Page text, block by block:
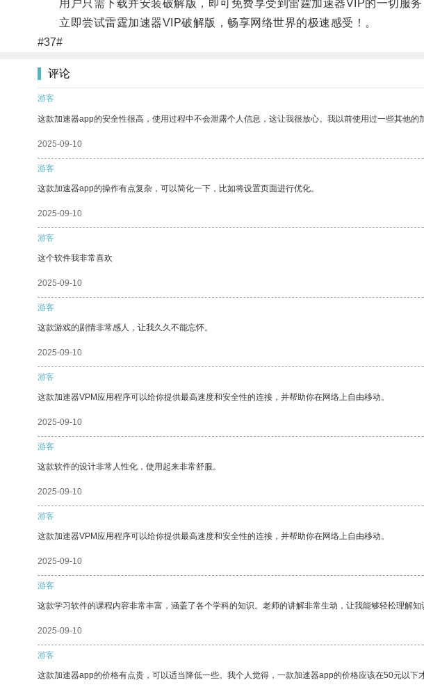
用户只需下载并安装破解版，即可免费享受到雷霆加速器VIP的一切服务
立即尝试雷霆加速器VIP破解版，畅享网络世界的极速感受！。
#37#
评论
游客
这款加速器app的安全性很高，使用过程中不会泄露个人信息，这让我很放心。我以前使用过一些其他的
2025-09-10
游客
这款加速器app的操作有点复杂，可以简化一下，比如将设置页面进行优化。
2025-09-10
游客
这个软件我非常喜欢
2025-09-10
游客
这款游戏的剧情非常感人，让我久久不能忘怀。
2025-09-10
游客
这款加速器VPM应用程序可以给你提供最高速度和安全性的连接，并帮助你在网络上自由移动。
2025-09-10
游客
这款软件的设计非常人性化，使用起来非常舒服。
2025-09-10
游客
这款加速器VPM应用程序可以给你提供最高速度和安全性的连接，并帮助你在网络上自由移动。
2025-09-10
游客
这款学习软件的课程内容非常丰富，涵盖了各个学科的知识。老师的讲解非常生动，让我能够轻松理解知
2025-09-10
游客
这款加速器app的价格有点贵，可以适当降低一些。我个人觉得，一款加速器app的价格应该在50元以下